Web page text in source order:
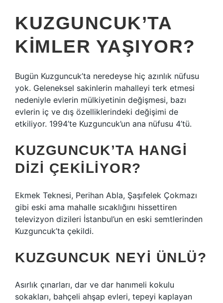
KUZGUNCUK’TA
KIMLER YAŞIYOR?
Bugün Kuzguncuk’ta neredeyse hiç azınlık nüfusu
yok. Geleneksel sakinlerin mahalleyi terk etmesi
nedeniyle evlerin mülkiyetinin değişmesi, bazı
evlerin iç ve dış özelliklerindeki değişimi de
etkiliyor. 1994’te Kuzguncuk’un ana nüfusu 4’tü.
KUZGUNCUK’TA HANGI
DIZI ÇEKILIYOR?
Ekmek Teknesi, Perihan Abla, Şaşıfelek Çokmazı
gibi eski ama mahalle sıcaklığını hissettiren
televizyon dizileri İstanbul’un en eski semtlerinden
Kuzguncuk’ta çekildi.
KUZGUNCUK NEYI ÜNLÜ?
Asırlık çınarları, dar ve dar hanımeli kokulu
sokakları, bahçeli ahşap evleri, tepeyi kaplayan